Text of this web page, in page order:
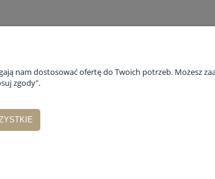
Czas i koszty dostawy
Czas realizacji zamówienia
nam dostosować ofertę do Twoich potrzeb. Możesz
zgody".